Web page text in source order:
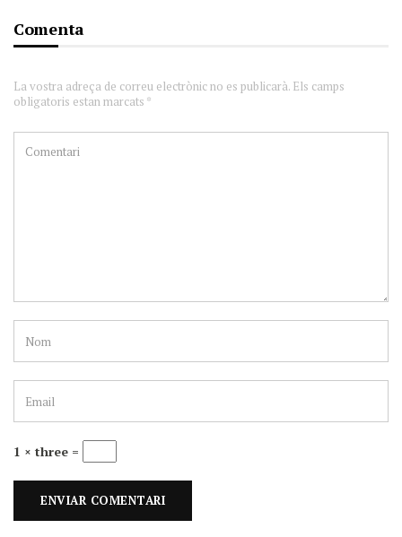
Comenta
La vostra adreça de correu electrònic no es publicarà. Els camps
obligatoris estan marcats *
1 × three =